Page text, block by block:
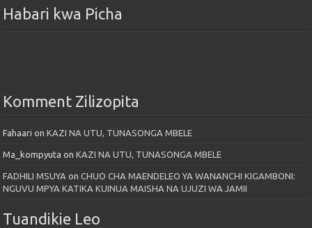
Habari kwa Picha
Komment Zilizopita
Fahaari onKAZI NA UTU, TUNASONGA MBELE
Ma_kompyuta onKAZI NA UTU, TUNASONGA MBELE
FADHILI MSUYA onCHUO CHA MAENDELEO YA WANANCHI KIGAMBONI:
NGUVU MPYA KATIKA KUINUA MAISHA NA UJUZI WA JAMII
Tuandikie Leo